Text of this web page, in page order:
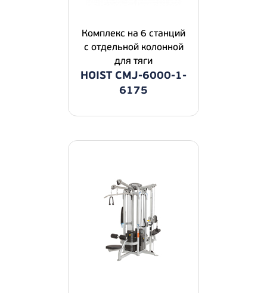
Комплекс на 6 станций
с отдельной колонной
для тяги
HOIST CMJ-6000-1-
6175